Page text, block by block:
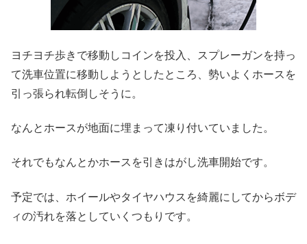
ヨチヨチ歩きで移動しコインを投入、スプレーガンを持っ
て洗車位置に移動しようとしたところ、勢いよくホースを
引っ張られ転倒しそうに。
なんとホースが地面に埋まって凍り付いていました。
それでもなんとかホースを引きはがし洗車開始です。
予定では、ホイールやタイヤハウスを綺麗にしてからボデ
ィの汚れを落としていくつもりです。